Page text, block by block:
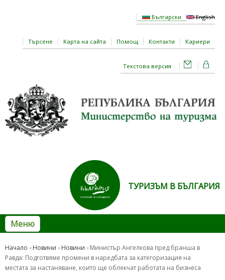
Български English
Търсене Карта на сайта Помощ Контакти Кариери
Текстова версия
ТУРИЗЪМ В БЪЛГАРИЯ
Меню
Начало Новини Новини
Министър Ангелкова пред бранша в
Равда: Подготвяме промени в наредбата за категоризация на
местата за настаняване, които ще облекчат работата на бизнеса